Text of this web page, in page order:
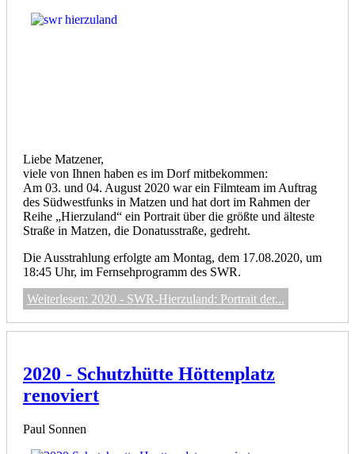
Liebe Matzener,
viele von Ihnen haben es im Dorf mitbekommen:
Am 03. und 04. August 2020 war ein Filmteam im Auftrag
des Südwestfunks in Matzen und hat dort im Rahmen der
Reihe „Hierzuland“ ein Portrait über die größte und älteste
Straße in Matzen, die Donatusstraße, gedreht.
Die Ausstrahlung erfolgte am Montag, dem 17.08.2020, um
18:45 Uhr, im Fernsehprogramm des SWR.
Weiterlesen: 2020 - SWR-Hierzuland: Portrait der...
2020 - Schutzhütte Höttenplatz
renoviert
Paul Sonnen